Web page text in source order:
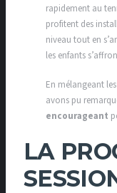
rapidement au
profitent des
niveau tout en
les enfants
En mélangeant
avons pu
encourageant
LA